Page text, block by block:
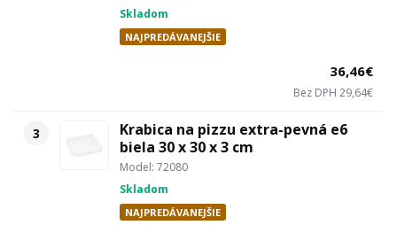
Skladom
NAJPREDÁVANEJŠIE
36,46€
Bez DPH 29,64€
3
Krabica na pizzu extra-pevná e6
biela 30 x 30 x 3 cm
Model: 72080
Skladom
NAJPREDÁVANEJŠIE